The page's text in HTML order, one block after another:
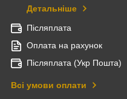
Детальніше
Післяплата
Оплата на рахунок
Післяплата (Укр Пошта)
Всі умови оплати